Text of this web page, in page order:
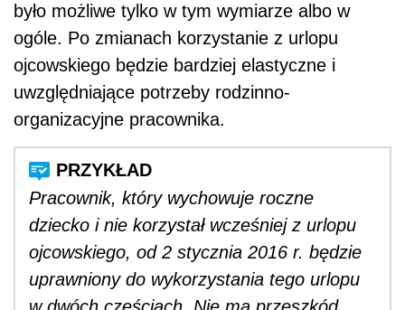
było możliwe tylko w tym wymiarze albo w
ogóle. Po zmianach korzystanie z urlopu
ojcowskiego będzie bardziej elastyczne i
uwzględniające potrzeby rodzinno-
organizacyjne pracownika.
Pracownik, który wychowuje roczne
dziecko i nie korzystał wcześniej z urlopu
ojcowskiego, od 2 stycznia 2016 r. będzie
uprawniony do wykorzystania tego urlopu